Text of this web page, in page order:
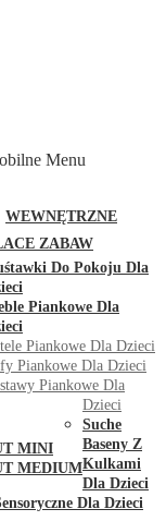
MINI
MEDIUM
Menu
WEWNĘTRZNE
ZABAW
Do Pokoju Dla
Piankowe Dla
Piankowe Dla Dzieci
Piankowe Dla Dzieci
Piankowe Dla
Dzieci
Suche
Baseny Z
Kulkami
Dla Dzieci
Dla Dzieci